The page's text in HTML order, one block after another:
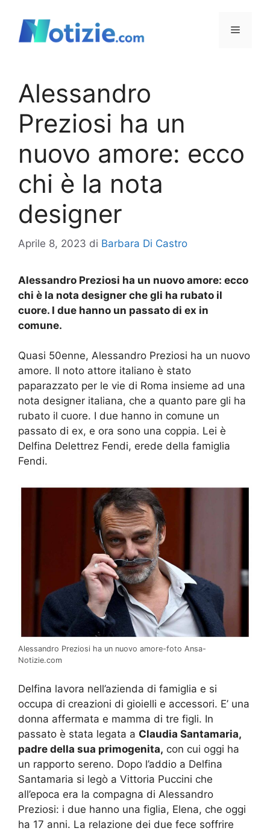
contenuto
Menu
Alessandro
Preziosi ha un
nuovo amore: ecco
chi è la nota
designer
Aprile 8, 2023 di Barbara Di Castro
Alessandro Preziosi ha un nuovo amore: ecco
chi è la nota designer che gli ha rubato il
cuore. I due hanno un passato di ex in
comune.
Quasi 50enne, Alessandro Preziosi ha un nuovo
amore. Il noto attore italiano è stato
paparazzato per le vie di Roma insieme ad una
nota designer italiana, che a quanto pare gli ha
rubato il cuore. I due hanno in comune un
passato di ex, e ora sono una coppia. Lei è
Delfina Delettrez Fendi, erede della famiglia
Fendi.
Alessandro Preziosi ha un nuovo amore-foto Ansa-
Notizie.com
Delfina lavora nell’azienda di famiglia e si
occupa di creazioni di gioielli e accessori. E’ una
donna affermata e mamma di tre figli. In
passato è stata legata a Claudia Santamaria,
padre della sua primogenita, con cui oggi ha
un rapporto sereno. Dopo l’addio a Delfina
Santamaria si legò a Vittoria Puccini che
all’epoca era la compagna di Alessandro
Preziosi: i due hanno una figlia, Elena, che oggi
ha 17 anni. La relazione dei due fece soffrire